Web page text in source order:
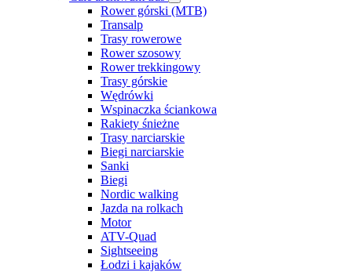
Rower górski (MTB)
Transalp
Trasy rowerowe
Rower szosowy
Rower trekkingowy
Trasy górskie
Wędrówki
Wspinaczka ściankowa
Rakiety śnieżne
Trasy narciarskie
Biegi narciarskie
Sanki
Biegi
Nordic walking
Jazda na rolkach
Motor
ATV-Quad
Sightseeing
Łodzi i kajaków